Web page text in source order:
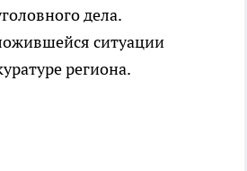
дела.
ситуации
региона.